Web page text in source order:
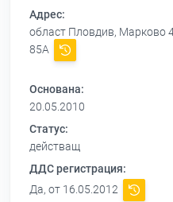
Адрес:
област Пловдив, Марково
85А
Основана:
20.05.2010
Статус:
действащ
ДДС регистрация:
Да, от 16.05.2012